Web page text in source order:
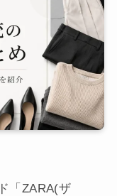
「ZARA(ザ